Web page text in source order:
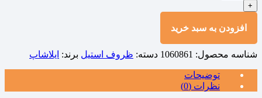
+
افزودن به سبد خرید
شناسه محصول: 1060861 دسته: ظروف استیل برند: ایلاشاپ
توضیحات
نظرات (0)